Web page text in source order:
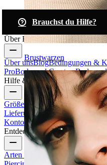
Brustwarzen
Brauchst du Hilfe?
Über Bodymod
Über unsBlogBedingungen &
ProBodymod Creators
Hilfe & Infos
GrößenhilfeBestellung
LieferungRücksendung &
Konto Bodymod Support
Entdecke
Arten von Piercings Materialien